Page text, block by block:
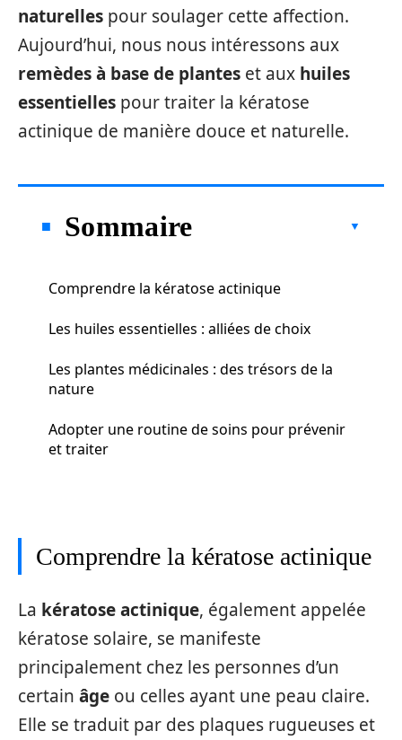
naturelles pour soulager cette affection.
Aujourd’hui, nous nous intéressons aux
remèdes à base de plantes et aux huiles
essentielles pour traiter la kératose
actinique de manière douce et naturelle.
Sommaire
Comprendre la kératose actinique
Les huiles essentielles : alliées de choix
Les plantes médicinales : des trésors de la
nature
Adopter une routine de soins pour prévenir
et traiter
Comprendre la kératose actinique
La kératose actinique, également appelée
kératose solaire, se manifeste
principalement chez les personnes d’un
certain âge ou celles ayant une peau claire.
Elle se traduit par des plaques rugueuses et